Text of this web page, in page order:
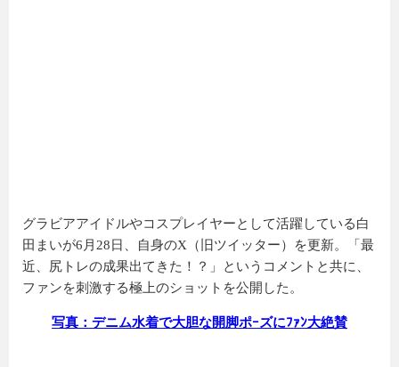
グラビアアイドルやコスプレイヤーとして活躍している白
田まいが6月28日、自身のX（旧ツイッター）を更新。「最
近、尻トレの成果出てきた！？」というコメントと共に、
ファンを刺激する極上のショットを公開した。
写真：デニム水着で大胆な開脚ポｰズにﾌｧﾝ大絶賛